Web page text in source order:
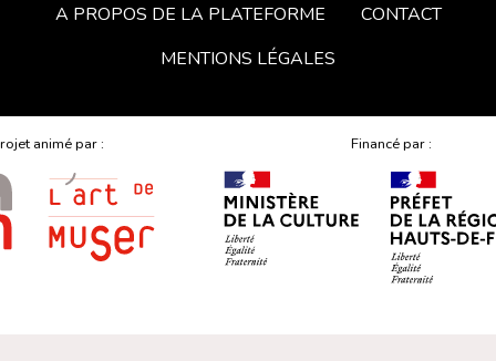
A PROPOS DE LA PLATEFORME
CONTACT
MENTIONS LÉGALES
animé par : Financé par :